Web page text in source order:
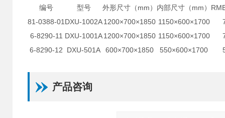
编号 型号 外形尺寸（mm） 内部尺寸（mm）
81-0388-01 DXU-1002A1200×700×1850 1150×600×1700
6-8290-11 DXU-1001A1200×700×1850 1150×600×1700
6-8290-12
DXU-501A 600×700×1850 550×600×1700
产品咨询